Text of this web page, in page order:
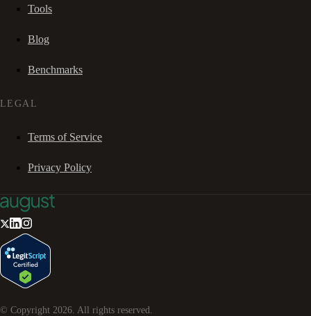
Tools
Blog
Benchmarks
LEGAL
Terms of Service
Privacy Policy
© Copyright 2026 . All rights reserved.